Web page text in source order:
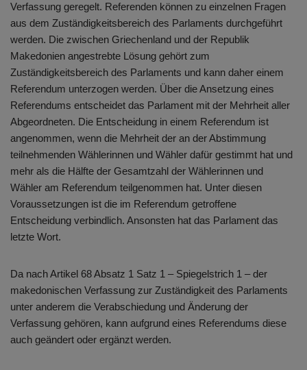
Verfassung geregelt. Referenden können zu einzelnen Fragen
aus dem Zuständigkeitsbereich des Parlaments durchgeführt
werden. Die zwischen Griechenland und der Republik
Makedonien angestrebte Lösung gehört zum
Zuständigkeitsbereich des Parlaments und kann daher einem
Referendum unterzogen werden. Über die Ansetzung eines
Referendums entscheidet das Parlament mit der Mehrheit aller
Abgeordneten. Die Entscheidung in einem Referendum ist
angenommen, wenn die Mehrheit der an der Abstimmung
teilnehmenden Wählerinnen und Wähler dafür gestimmt hat und
mehr als die Hälfte der Gesamtzahl der Wählerinnen und
Wähler am Referendum teilgenommen hat. Unter diesen
Voraussetzungen ist die im Referendum getroffene
Entscheidung verbindlich. Ansonsten hat das Parlament das
letzte Wort.
Da nach Artikel 68 Absatz 1 Satz 1 – Spiegelstrich 1 – der
makedonischen Verfassung zur Zuständigkeit des Parlaments
unter anderem die Verabschiedung und Änderung der
Verfassung gehören, kann aufgrund eines Referendums diese
auch geändert oder ergänzt werden.